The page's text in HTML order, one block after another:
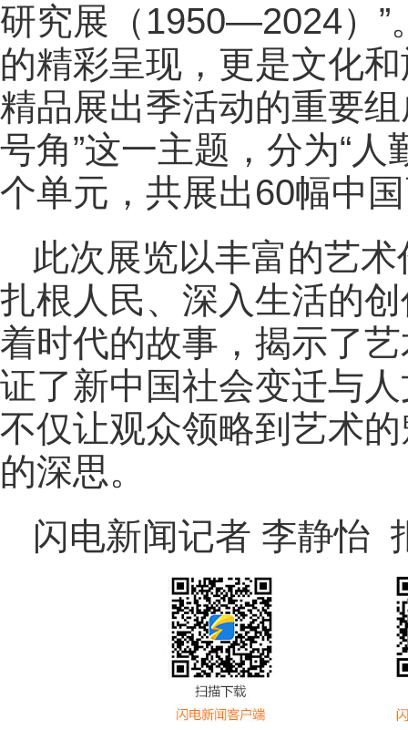
研究展（1950—2024）”
的精彩呈现，更是文化
精品展出季活动的重要
号角”这一主题，分为“人
个单元，共展出60幅中
此次展览以丰富的艺
扎根人民、深入生活的
着时代的故事，揭示了
证了新中国社会变迁与
不仅让观众领略到艺术
的深思。
闪电新闻记者 李静怡